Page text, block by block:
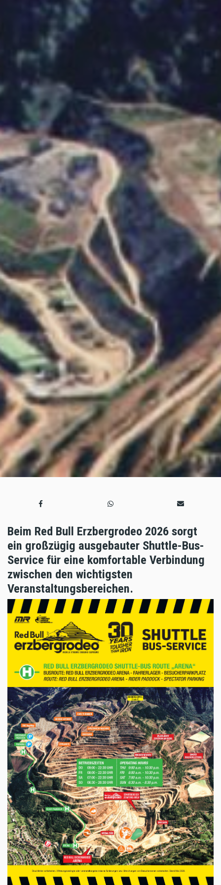
Beim Red Bull Erzbergrodeo 2026 sorgt
ein großzügig ausgebauter Shuttle-Bus-
Service für eine komfortable Verbindung
zwischen den wichtigsten
Veranstaltungsbereichen.